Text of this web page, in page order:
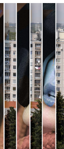
Pro děti
edu
Vše o ČT